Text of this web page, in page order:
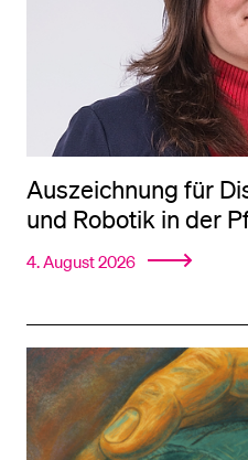
Auszeichnung für
und Robotik in der
4. August 2026
BELIEBTE INHALTE
Vorlesungsverzeichnis
Bibliothek
Sportangebot
Menuplan Mensa
Anmeldung und Zulassung